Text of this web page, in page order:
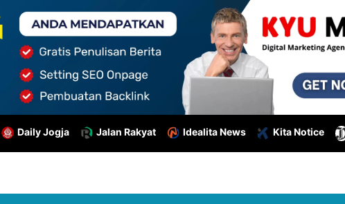
Daily Jogja Jalan Rakyat Idealita News Kita Notice